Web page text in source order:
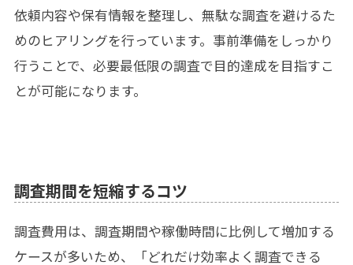
依頼内容や保有情報を整理し、無駄な調査を避けるた
めのヒアリングを行っています。事前準備をしっかり
行うことで、必要最低限の調査で目的達成を目指すこ
とが可能になります。
調査期間を短縮するコツ
調査費用は、調査期間や稼働時間に比例して増加する
ケースが多いため、「どれだけ効率よく調査できる